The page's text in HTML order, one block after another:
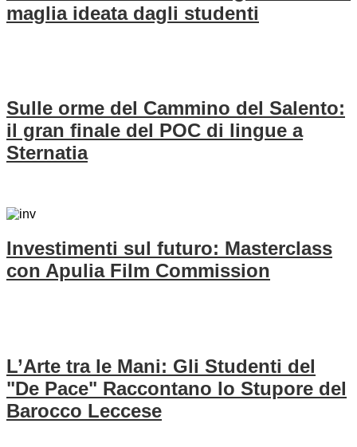
maglia ideata dagli studenti
Sulle orme del Cammino del Salento:
il gran finale del POC di lingue a
Sternatia
Investimenti sul futuro: Masterclass
con Apulia Film Commission
L’Arte tra le Mani: Gli Studenti del
"De Pace" Raccontano lo Stupore del
Barocco Leccese